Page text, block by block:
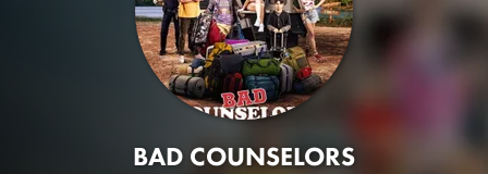
BAD COUNSELORS